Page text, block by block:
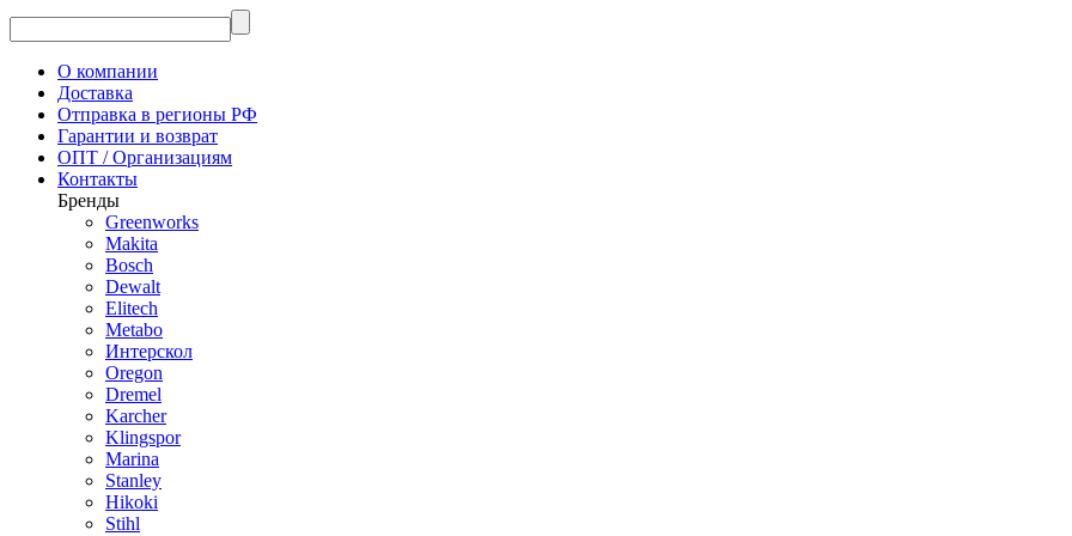
О компании
Доставка
Отправка в регионы РФ
Гарантии и возврат
ОПТ / Организациям
Контакты
Бренды
Greenworks
Makita
Bosch
Dewalt
Elitech
Metabo
Интерскол
Oregon
Dremel
Karcher
Klingspor
Marina
Stanley
Hikoki
Stihl